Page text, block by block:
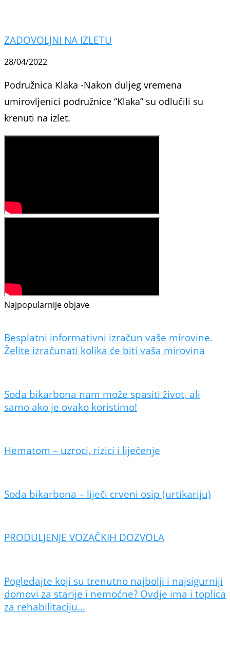
ZADOVOLJNI NA IZLETU
28/04/2022
Podružnica Klaka -Nakon duljeg vremena
umirovljenici podružnice “Klaka” su odlučili su
krenuti na izlet.
Najpopularnije objave
Besplatni informativni izračun vaše mirovine.
Želite izračunati kolika će biti vaša mirovina
Soda bikarbona nam može spasiti život, ali
samo ako je ovako koristimo!
Hematom – uzroci, rizici i liječenje
Soda bikarbona – liječi crveni osip (urtikariju)
PRODULJENJE VOZAČKIH DOZVOLA
Pogledajte koji su trenutno najbolji i najsigurniji
domovi za starije i nemoćne? Ovdje ima i toplica
za rehabilitaciju…